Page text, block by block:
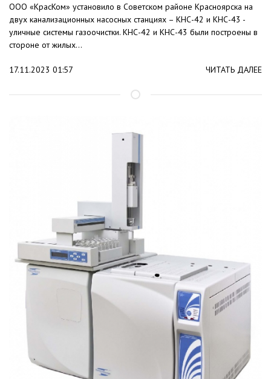
ООО «КрасКом» установило в Советском районе Красноярска на
двух канализационных насосных станциях – КНС-42 и КНС-43 -
уличные системы газоочистки. КНС-42 и КНС-43 были построены в
стороне от жилых...
17.11.2023 01:57 ЧИТАТЬ ДАЛЕЕ